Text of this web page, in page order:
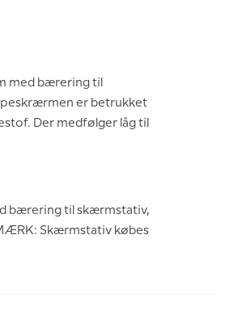
med bærering til
er betrukket
Der medfølger låg til
bærering til skærmstativ,
Skærmstativ købes